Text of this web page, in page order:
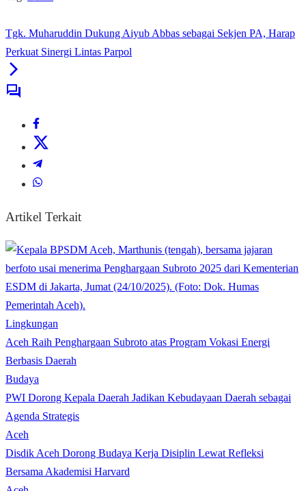
Tgk. Muharuddin Dukung Aiyub Abbas sebagai Sekjen PA, Harap
Perkuat Sinergi Lintas Parpol
Artikel Terkait
Lingkungan
Aceh Raih Penghargaan Subroto atas Program Vokasi Energi
Berbasis Daerah
Budaya
PWI Dorong Kepala Daerah Jadikan Kebudayaan Daerah sebagai
Agenda Strategis
Aceh
Disdik Aceh Dorong Budaya Kerja Disiplin Lewat Refleksi
Bersama Akademisi Harvard